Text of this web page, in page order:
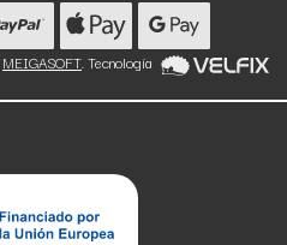
MEIGASOFT. Tecnología